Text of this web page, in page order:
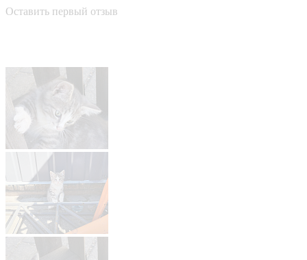
Оставить первый отзыв